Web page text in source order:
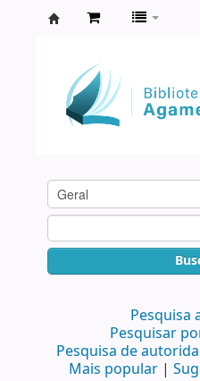
Agamenon
Magalhães
Pesquisa
Pesquisar
Pesquisa de
Mais popular